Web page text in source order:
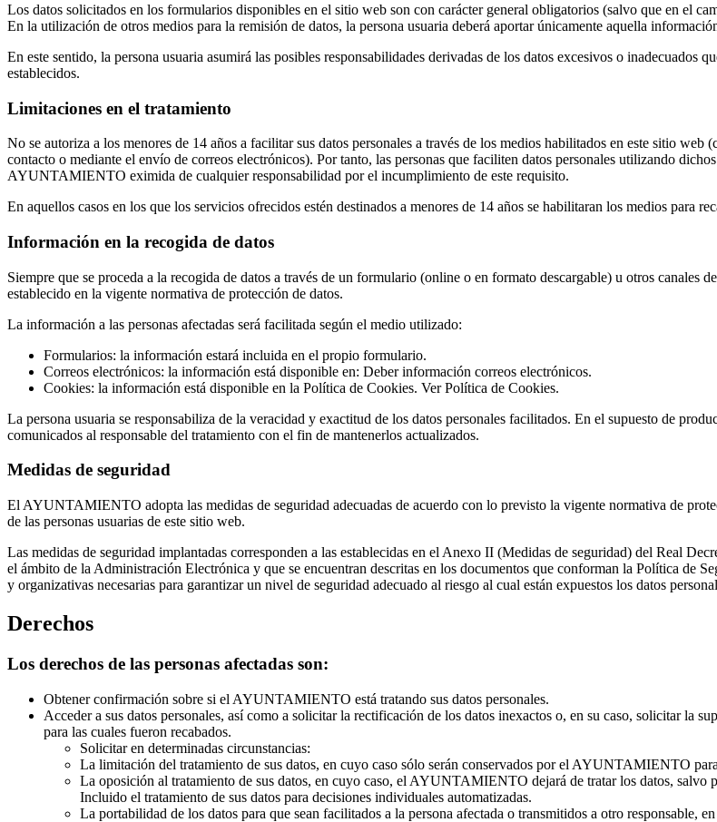
Los datos solicitados en los formularios disponibles en el sitio web son con carácter general obligatorios (salvo que en el
En la utilización de otros medios para la remisión de datos, la persona usuaria deberá aportar únicamente aquella
En este sentido, la persona usuaria asumirá las posibles responsabilidades derivadas de los datos excesivos o inadecuados
establecidos.
Limitaciones en el tratamiento
No se autoriza a los menores de 14 años a facilitar sus datos personales a través de los medios habilitados en este sitio
contacto o mediante el envío de correos electrónicos). Por tanto, las personas que faciliten datos personales utilizando
AYUNTAMIENTO eximida de cualquier responsabilidad por el incumplimiento de este requisito.
En aquellos casos en los que los servicios ofrecidos estén destinados a menores de 14 años se habilitaran los medios para
Información en la recogida de datos
Siempre que se proceda a la recogida de datos a través de un formulario (online o en formato descargable) u otros canales
establecido en la vigente normativa de protección de datos.
La información a las personas afectadas será facilitada según el medio utilizado:
Formularios: la información estará incluida en el propio formulario.
Correos electrónicos: la información está disponible en: Deber información correos electrónicos.
Cookies: la información está disponible en la Política de Cookies. Ver Política de Cookies.
La persona usuaria se responsabiliza de la veracidad y exactitud de los datos personales facilitados. En el supuesto de
comunicados al responsable del tratamiento con el fin de mantenerlos actualizados.
Medidas de seguridad
El AYUNTAMIENTO adopta las medidas de seguridad adecuadas de acuerdo con lo previsto la vigente normativa de
de las personas usuarias de este sitio web.
Las medidas de seguridad implantadas corresponden a las establecidas en el Anexo II (Medidas de seguridad) del Real
el ámbito de la Administración Electrónica y que se encuentran descritas en los documentos que conforman la Política de
y organizativas necesarias para garantizar un nivel de seguridad adecuado al riesgo al cual están expuestos los datos
Derechos
Los derechos de las personas afectadas son:
Obtener confirmación sobre si el AYUNTAMIENTO está tratando sus datos personales.
Acceder a sus datos personales, así como a solicitar la rectificación de los datos inexactos o, en su caso, solicitar la
para las cuales fueron recabados.
Solicitar en determinadas circunstancias:
La limitación del tratamiento de sus datos, en cuyo caso sólo serán conservados por el AYUNTAMIENTO
La oposición al tratamiento de sus datos, en cuyo caso, el AYUNTAMIENTO dejará de tratar los datos, salvo
Incluido el tratamiento de sus datos para decisiones individuales automatizadas.
La portabilidad de los datos para que sean facilitados a la persona afectada o transmitidos a otro responsable,